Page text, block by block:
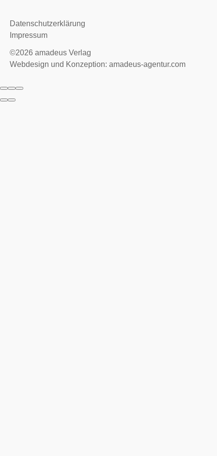
Datenschutzerklärung
Impressum
©2026 amadeus Verlag
Webdesign und Konzeption: amadeus-agentur.com